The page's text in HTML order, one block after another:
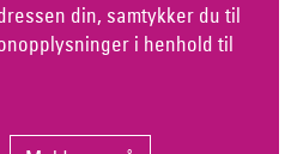
din, samtykker du til
i henhold til